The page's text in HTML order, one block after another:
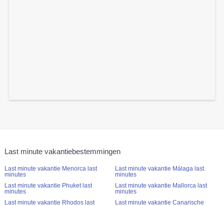
Last minute vakantiebestemmingen
Last minute vakantie Menorca last
minutes
Last minute vakantie Phuket last
minutes
Last minute vakantie Rhodos last
Last minute vakantie Málaga last
minutes
Last minute vakantie Mallorca last
minutes
Last minute vakantie Canarische